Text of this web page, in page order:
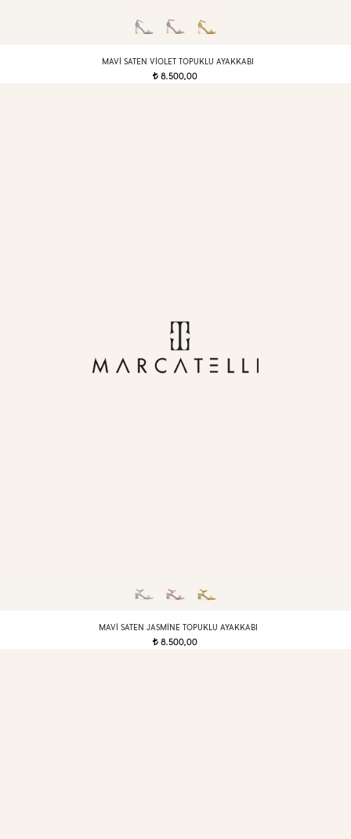
MAVI SATEN VIOLET TOPUKLU AYAKKABI
t8.500,00
MAVI SATEN JASMINE TOPUKLU AYAKKABI
t8.500,00